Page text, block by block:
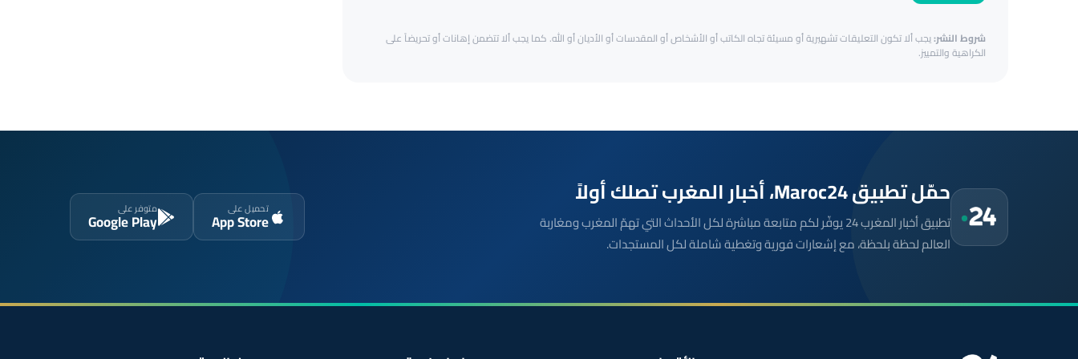
شروط النشر:يجب ألا تكون التعليقات تشهيرية أو مسيئة تجاه الكاتب أو الأشخاص أو المقدسات أو الأديان أو الله. كما يجب ألا تتضمن إهانات أو تحريضاً على
الكراهية والتمييز.
حمّل تطبيق Maroc24، أخبار المغرب تصلك أولاً
تطبيق أخبار المغرب 24 يوفّر لكم متابعة مباشرة لكل الأحداث التي تهمّ المغرب ومغاربة
العالم لحظة بلحظة، مع إشعارات فورية وتغطية شاملة لكل المستجدات.
تحميل على
App Store
متوفر على
Google Play